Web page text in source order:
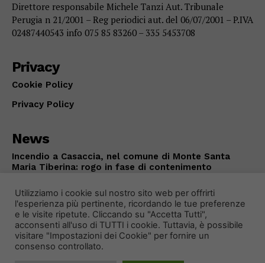
Direttore responsabile Michele Tanzi Aut. Tribunale
Perugia n 21/2001 – Reg periodici aut. del 06/07/2001 – P.IVA
02487440543 info 075 85 83260 – 335 5453708
Privacy
Cookie Policy
Privacy Policy
News
Incendio a Casaccia, nel comune di Monte Santa
Maria Tiberina: rogo in fase di contenimento
Utilizziamo i cookie sul nostro sito web per offrirti
l'esperienza più pertinente, ricordando le tue preferenze
e le visite ripetute. Cliccando su "Accetta Tutti",
acconsenti all'uso di TUTTI i cookie. Tuttavia, è possibile
visitare "Impostazioni dei Cookie" per fornire un
consenso controllato.